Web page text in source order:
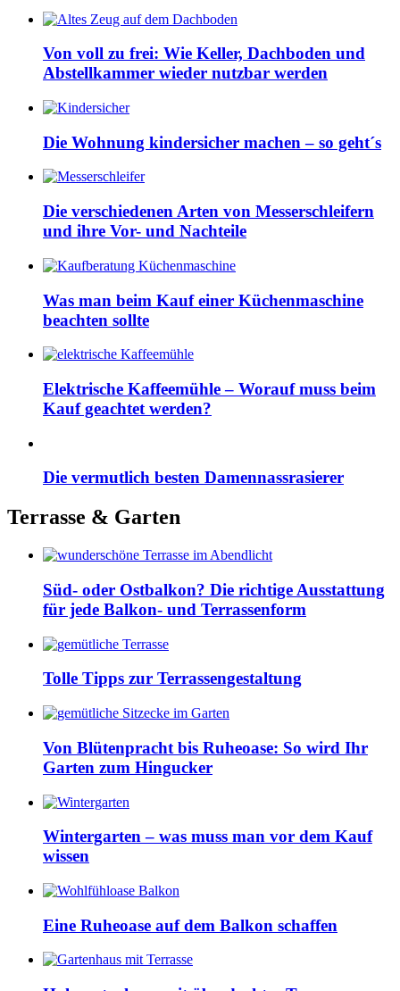
Von voll zu frei: Wie Keller, Dachboden und
Abstellkammer wieder nutzbar werden
Die Wohnung kindersicher machen – so geht´s
Die verschiedenen Arten von Messerschleifern
und ihre Vor- und Nachteile
Was man beim Kauf einer Küchenmaschine
beachten sollte
Elektrische Kaffeemühle – Worauf muss beim
Kauf geachtet werden?
Die vermutlich besten Damennassrasierer
Terrasse & Garten
Süd- oder Ostbalkon? Die richtige Ausstattung
für jede Balkon- und Terrassenform
Tolle Tipps zur Terrassengestaltung
Von Blütenpracht bis Ruheoase: So wird Ihr
Garten zum Hingucker
Wintergarten – was muss man vor dem Kauf
wissen
Eine Ruheoase auf dem Balkon schaffen